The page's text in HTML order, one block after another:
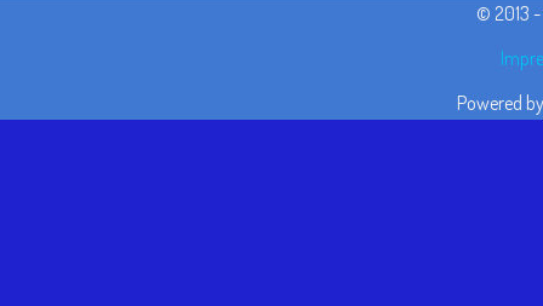
© 2013
Powered